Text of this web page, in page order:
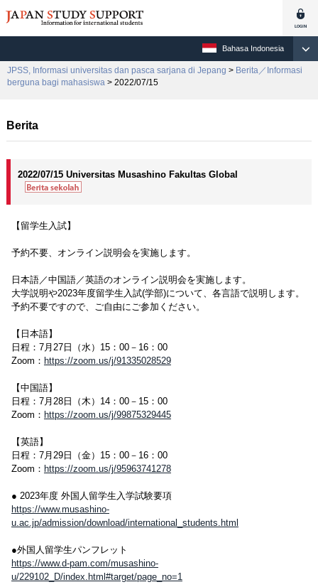
Bahasa Indonesia
JPSS, Informasi universitas dan pasca sarjana di Jepang > Berita／Informasi
berguna bagi mahasiswa > 2022/07/15
Berita
2022/07/15 Universitas Musashino Fakultas Global
【留学生入試】
予約不要、オンライン説明会を実施します。
日本語／中国語／英語のオンライン説明会を実施します。
大学説明や2023年度留学生入試(学部)について、各言語で説明します。
予約不要ですので、ご自由にご参加ください。
【日本語】
日程：7月27日（水）15：00－16：00
Zoom： https://zoom.us/j/91335028529
【中国語】
日程：7月28日（木）14：00－15：00
Zoom： https://zoom.us/j/99875329445
【英語】
日程：7月29日（金）15：00－16：00
Zoom： https://zoom.us/j/95963741278
● 2023年度 外国人留学生入学試験要項
https://www.musashino-
u.ac.jp/admission/download/international_students.html
●外国人留学生パンフレット
https://www.d-pam.com/musashino-
u/229102_D/index.html#target/page_no=1